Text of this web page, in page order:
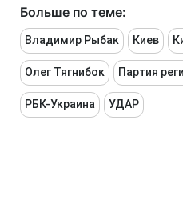
Больше по теме:
Владимир Рыбак Киев
Олег Тягнибок Партия
РБК-Украина УДАР